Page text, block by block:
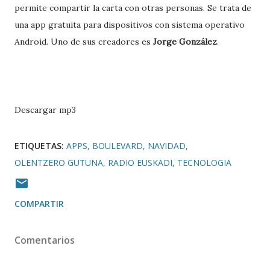
permite compartir la carta con otras personas. Se trata de
una app gratuita para dispositivos con sistema operativo
Android. Uno de sus creadores es Jorge González.
Descargar mp3
ETIQUETAS: APPS BOULEVARD NAVIDAD
OLENTZERO GUTUNA RADIO EUSKADI TECNOLOGIA
COMPARTIR
Comentarios